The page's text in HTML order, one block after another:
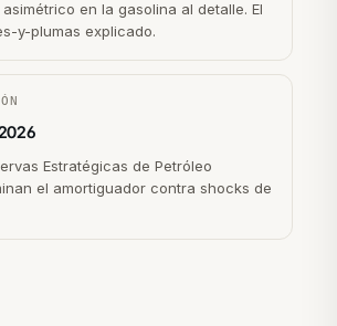
en la gasolina al detalle. El
y-plumas explicado.
Estratégicas de Petróleo
el amortiguador contra shocks de